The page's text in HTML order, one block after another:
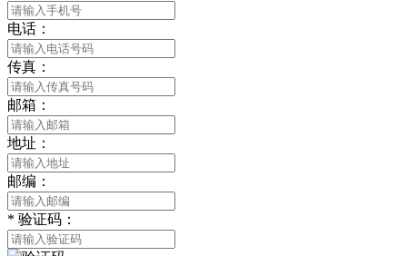
电话：
传真：
邮箱：
地址：
邮编：
* 验证码：